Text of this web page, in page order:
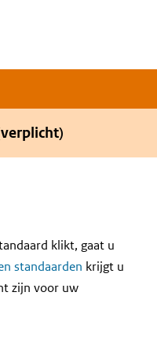
klikt, gaat u
standaarden krijgt u
zijn voor uw